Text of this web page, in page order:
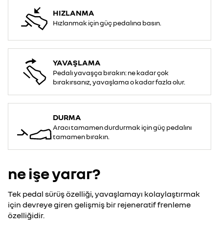
HIZLANMA
Hızlanmak için güç pedalına basın.
YAVAŞLAMA
Pedalı yavaşça bırakın: ne kadar çok
bırakırsanız, yavaşlama o kadar fazla olur.
DURMA
Aracı tamamen durdurmak için güç pedalını
tamamen bırakın.
ne işe yarar?
Tek pedal sürüş özelliği, yavaşlamayı kolaylaştırmak
için devreye giren gelişmiş bir rejeneratif frenleme
özelliğidir.